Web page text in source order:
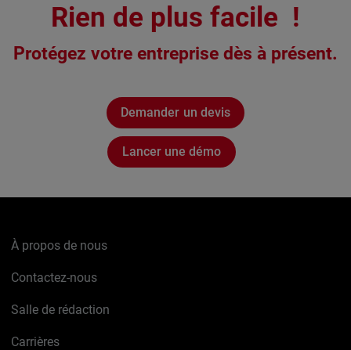
Rien de plus facile !
Protégez votre entreprise dès à présent.
Demander un devis
Lancer une démo
À propos de nous
Contactez-nous
Salle de rédaction
Carrières